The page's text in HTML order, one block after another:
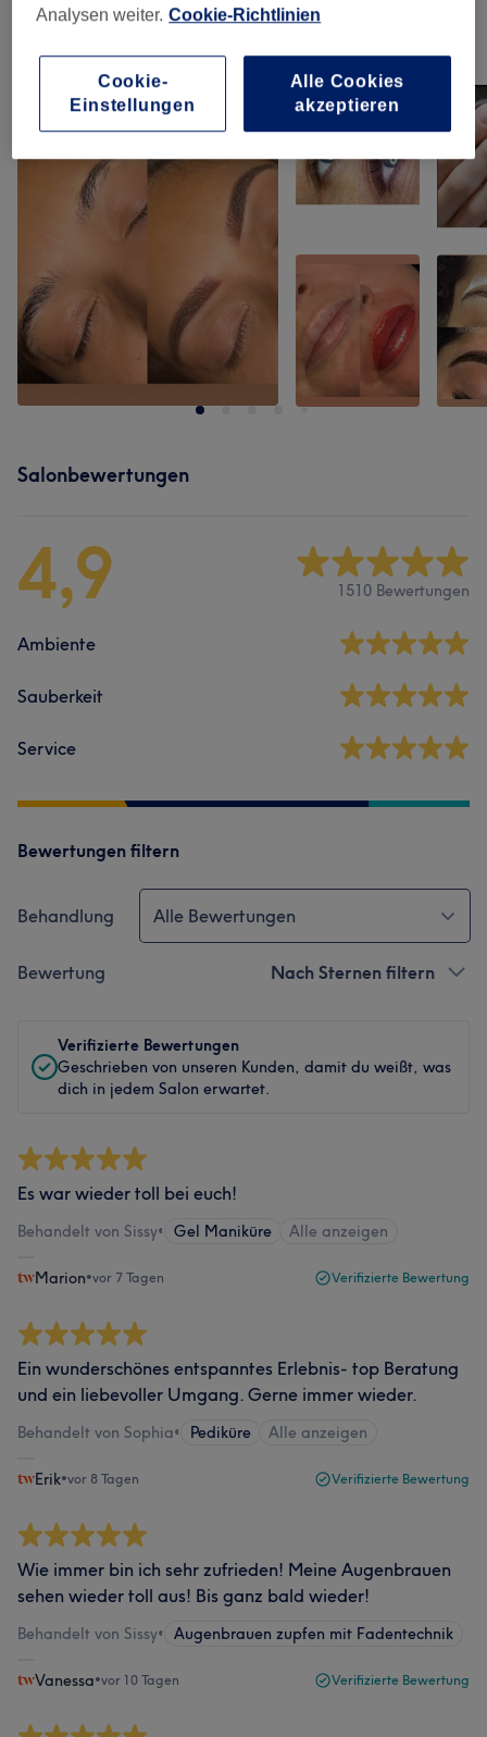
Unsere Arbeit
Bild anklicken für weitere Details
Salonbewertungen
4,9 1510 Bewertungen
Ambiente
Sauberkeit
Service
Bewertungen filtern
Behandlung Alle Bewertungen
Bewertung Nach Sternen filtern
Verifizierte Bewertungen
Geschrieben von unseren Kunden, damit du weißt, was
dich in jedem Salon erwartet.
Es war wieder toll bei euch!
Behandelt von Sissy• Gel Maniküre Alle anzeigen
Marion•vor 7 Tagen Verifizierte Bewertung
Ein wunderschönes entspanntes Erlebnis- top Beratung
und ein liebevoller Umgang. Gerne immer wieder.
Behandelt von Sophia• Pediküre Alle anzeigen
Erik•vor 8 Tagen Verifizierte Bewertung
Wie immer bin ich sehr zufrieden! Meine Augenbrauen
sehen wieder toll aus! Bis ganz bald wieder!
Behandelt von Sissy• Augenbrauen zupfen mit Fadentechnik
Vanessa•vor 10 Tagen Verifizierte Bewertung
Analysen weiter. Cookie-Richtlinien
Cookie-
Einstellungen
Alle Cookies
akzeptieren